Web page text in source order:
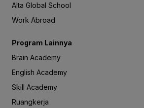
Alta Global School
Work Abroad
Program Lainnya
Brain Academy
English Academy
Skill Academy
Ruangkerja